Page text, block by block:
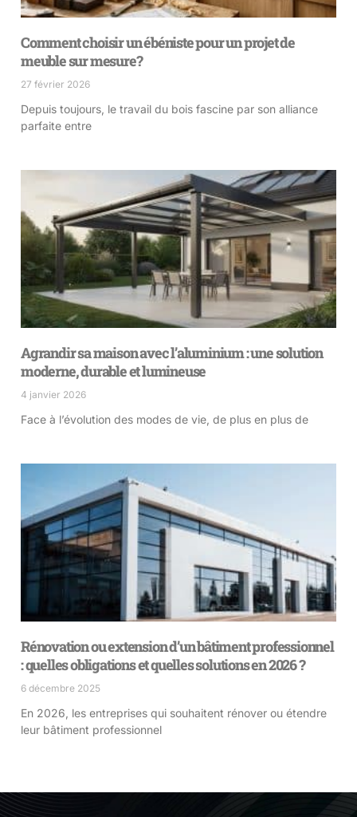
Comment choisir un ébéniste pour un projet de
meuble sur mesure?
27 février 2026
Depuis toujours, le travail du bois fascine par son alliance
parfaite entre
Agrandir sa maison avec l’aluminium : une solution
moderne, durable et lumineuse
4 janvier 2026
Face à l’évolution des modes de vie, de plus en plus de
Rénovation ou extension d’un bâtiment professionnel
: quelles obligations et quelles solutions en 2026 ?
6 décembre 2025
En 2026, les entreprises qui souhaitent rénover ou étendre
leur bâtiment professionnel